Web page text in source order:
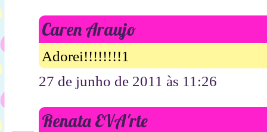
Caren Araujo
Adorei!!!!!!!!1
27 de junho de 2011 às 11:26
Renata EVA'rte